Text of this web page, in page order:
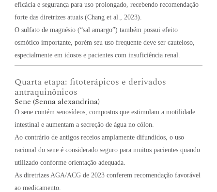
eficácia e segurança para uso prolongado, recebendo recomendação
forte das diretrizes atuais (Chang et al., 2023).
O sulfato de magnésio (“sal amargo”) também possui efeito
osmótico importante, porém seu uso frequente deve ser cauteloso,
especialmente em idosos e pacientes com insuficiência renal.
Quarta etapa: fitoterápicos e derivados
antraquinônicos
Sene (Senna alexandrina)
O sene contém senosídeos, compostos que estimulam a motilidade
intestinal e aumentam a secreção de água no cólon.
Ao contrário de antigos receios amplamente difundidos, o uso
racional do sene é considerado seguro para muitos pacientes quando
utilizado conforme orientação adequada.
As diretrizes AGA/ACG de 2023 conferem recomendação favorável
ao medicamento.